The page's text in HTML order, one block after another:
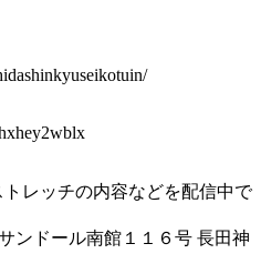
レッチの内容などを配信中で
ンドール南館１１６号 長田神